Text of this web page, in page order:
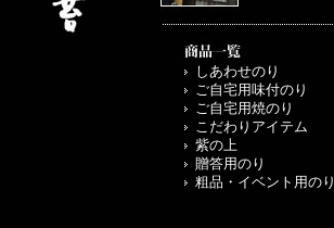
しあわせのり
ご自宅用味付のり
ご自宅用焼のり
こだわりアイテム
紫の上
贈答用のり
粗品・イベント用のり